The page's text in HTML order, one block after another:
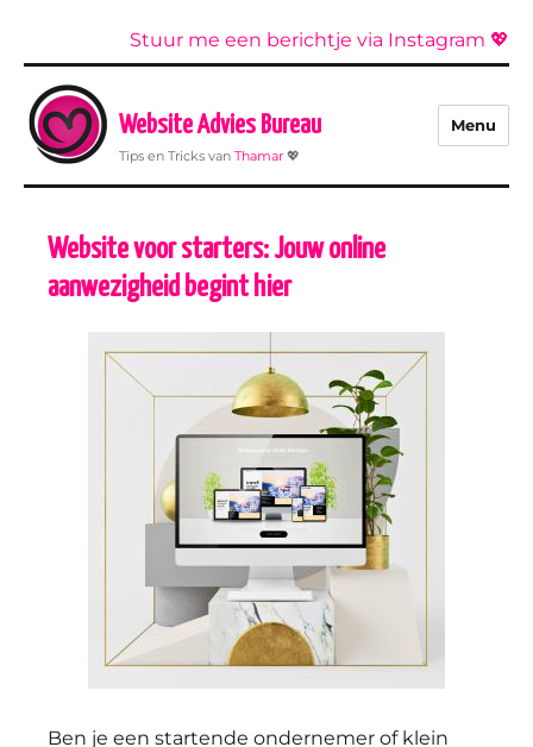
Stuur me een berichtje via Instagram 💖
Website Advies Bureau
Tips en Tricks vanThamar 💖
Menu
Website voor starters: Jouw online
aanwezigheid begint hier
Ben je een startende ondernemer of klein